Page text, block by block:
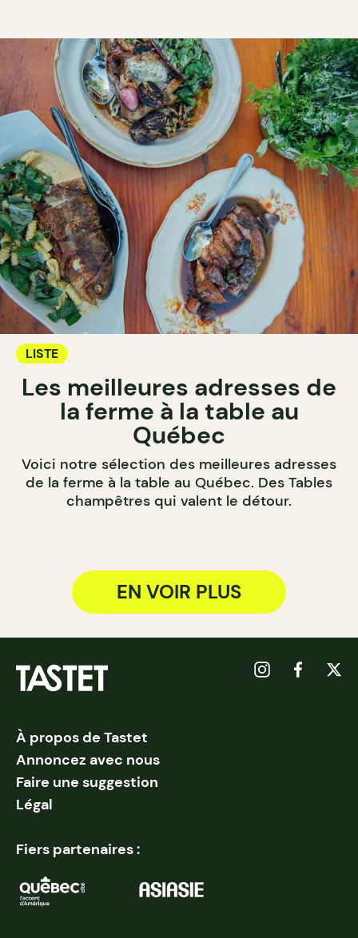
LISTE
Les meilleures adresses de
la ferme à la table au
Québec
Voici notre sélection des meilleures adresses
de la ferme à la table au Québec. Des Tables
champêtres qui valent le détour.
EN VOIR PLUS
À propos de Tastet
Annoncez avec nous
Faire une suggestion
Légal
Fiers partenaires :